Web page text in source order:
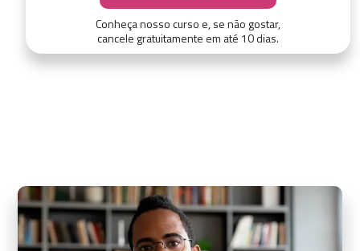
Conheça nosso curso e, se não gostar,
cancele gratuitamente em até 10 dias.